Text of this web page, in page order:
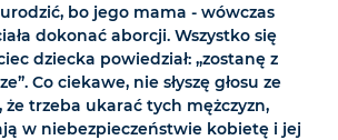
bo jego mama - wówczas
dokonać aborcji. Wszystko się
dziecka powiedział: „zostanę z
Co ciekawe, nie słyszę głosu ze
trzeba ukarać tych mężczyzn,
w niebezpieczeństwie kobietę i jej